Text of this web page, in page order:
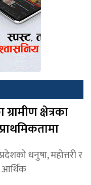
ग्रामीण क्षेत्रका
धनुषा, महोत्तरी र
आर्थिक